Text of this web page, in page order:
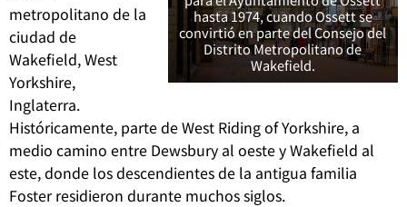
hasta 1974, cuando Ossett se
convirtió en parte del Consejo del
Distrito Metropolitano de
Wakefield.
metropolitano de la
ciudad de
Wakefield, West
Yorkshire,
Inglaterra.
Históricamente, parte de West Riding of Yorkshire, a
medio camino entre Dewsbury al oeste y Wakefield al
este, donde los descendientes de la antigua familia
Foster residieron durante muchos siglos.